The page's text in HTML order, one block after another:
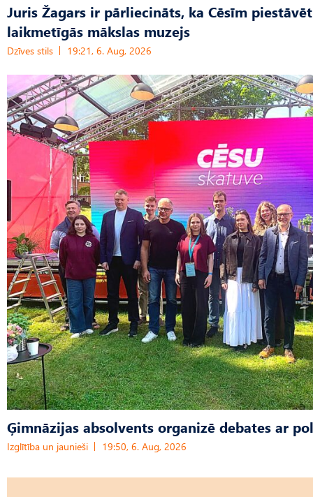
Juris Žagars ir pārliecināts, ka Cēsīm
laikmetīgās mākslas muzejs
Dzīves stils 19:21, 6. Aug, 2026
Ģimnāzijas absolvents organizē debates ar
Izglītība un jaunieši 19:50, 6. Aug, 2026